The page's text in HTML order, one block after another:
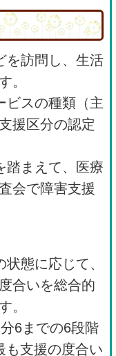
を訪問し、生活
。
ビスの種類（主
援区分の認定
踏まえて、医療
会で障害支援
態に応じて、
合いを総合的
。
6までの6段階
も支援の度合い